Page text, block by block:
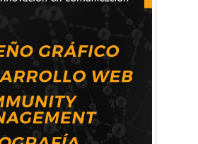
"Hoy las empresas necesitan
integral para crecer con
yoga, danza y mucho más:
los talleres para aprender y
la Zona Oeste